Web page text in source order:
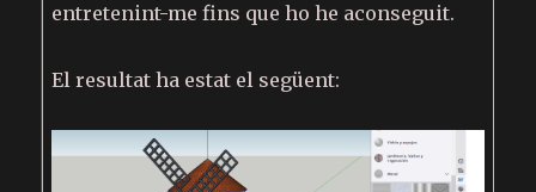
entretenint-me fins que ho he aconseguit.
El resultat ha estat el següent: